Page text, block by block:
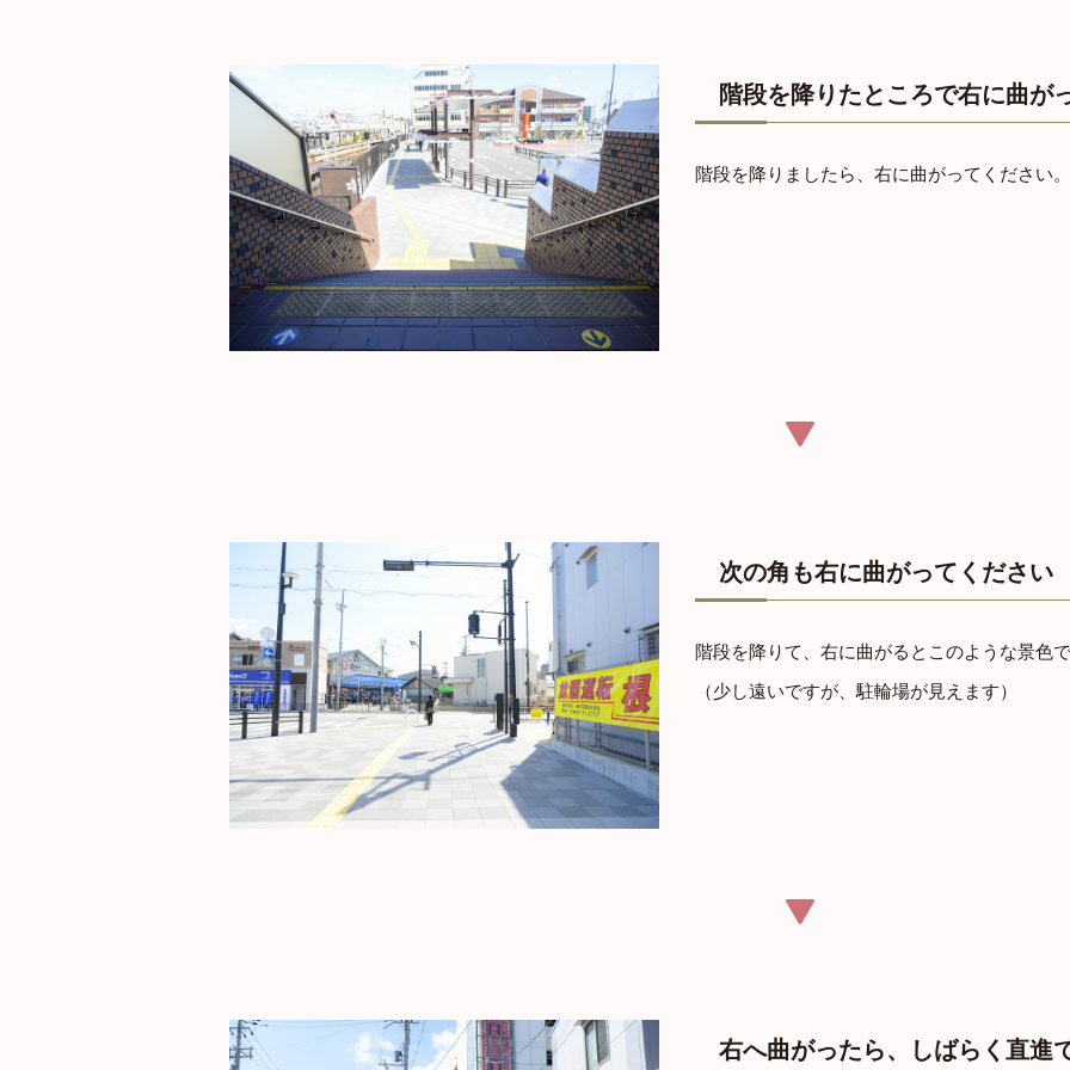
階段を降りたところで右に曲が
階段を降りましたら、右に曲がってください。
次の角も右に曲がってください
階段を降りて、右に曲がるとこのような景色で
（少し遠いですが、駐輪場が見えます）
右へ曲がったら、しばらく直進